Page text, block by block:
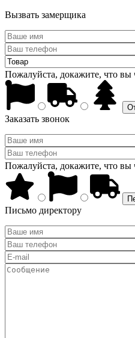
Вызвать замерщика
Пожалуйста, докажите, что вы
Заказать звонок
Пожалуйста, докажите, что вы
Письмо директору